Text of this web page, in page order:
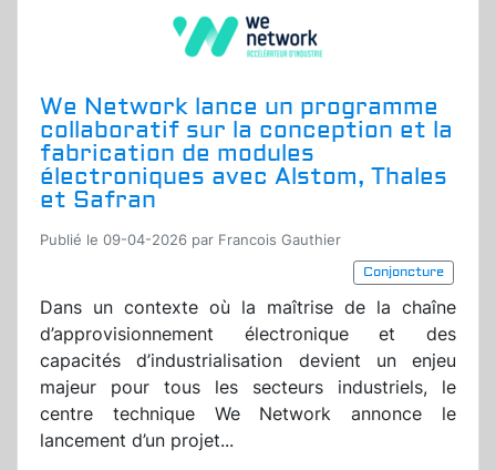
We Network lance un programme
collaboratif sur la conception et la
fabrication de modules
électroniques avec Alstom, Thales
et Safran
Publié le 09-04-2026 par Francois Gauthier
Conjoncture
Dans un contexte où la maîtrise de la chaîne
d’approvisionnement électronique et des
capacités d’industrialisation devient un enjeu
majeur pour tous les secteurs industriels, le
centre technique We Network annonce le
lancement d’un projet...